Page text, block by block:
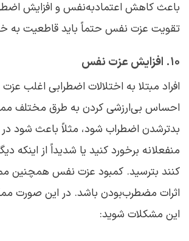
باعث کاهش اعتمادبه‌نفس و افزایش
تقویت عزت نفس حتماً باید قاطعیت به
۱۰. افزایش عزت نفس
افراد مبتلا به اختلالات اضطرابی اغلب
احساس بی‌ارزشی کردن به طرق مختلف
بدترشدن اضطراب شود، مثلاً باعث شود در
منفعلانه برخورد کنید یا شدیداً از اینکه
کنند بترسید. کمبود عزت نفس همچنین
اثرات مضطرب‌بودن باشد. در این صورت
این مشکلات شوید: